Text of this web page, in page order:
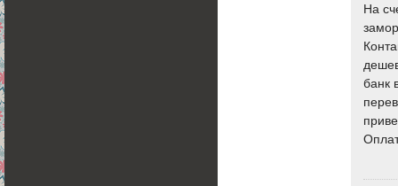
На
банк